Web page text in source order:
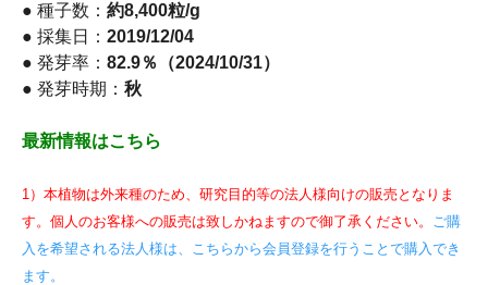
● 種子数： 約8,400粒/g
● 採集日： 2019/12/04
● 発芽率： 82.9％（2024/10/31）
● 発芽時期： 秋
最新情報はこちら
1）本植物は外来種のため、研究目的等の法人様向けの販売となりま
す。個人のお客様への販売は致しかねますので御了承ください。 ご購
入を希望される法人様は、こちらから会員登録を行うことで購入でき
ます。